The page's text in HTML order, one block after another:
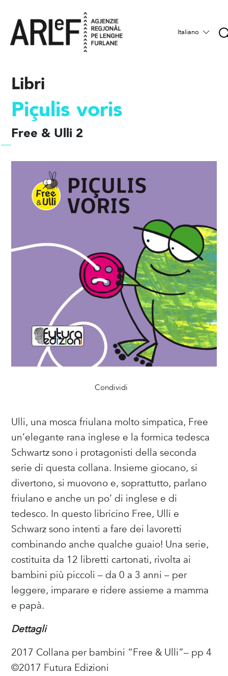
Italiano
Libri
Piçulis voris
Free & Ulli 2
Condividi
Ulli, una mosca friulana molto simpatica, Free
un’elegante rana inglese e la formica tedesca
Schwartz sono i protagonisti della seconda
serie di questa collana. Insieme giocano, si
divertono, si muovono e, soprattutto, parlano
friulano e anche un po’ di inglese e di
tedesco. In questo libricino Free, Ulli e
Schwarz sono intenti a fare dei lavoretti
combinando anche qualche guaio! Una serie,
costituita da 12 libretti cartonati, rivolta ai
bambini più piccoli – da 0 a 3 anni – per
leggere, imparare e ridere assieme a mamma
e papà.
Dettagli
2017 Collana per bambini “Free & Ulli”– pp 4
©2017 Futura Edizioni